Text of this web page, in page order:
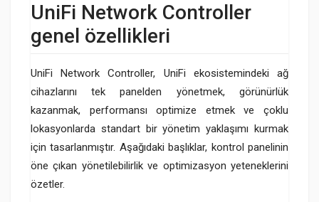
UniFi Network Controller
genel özellikleri
UniFi Network Controller, UniFi ekosistemindeki ağ
cihazlarını tek panelden yönetmek, görünürlük
kazanmak, performansı optimize etmek ve çoklu
lokasyonlarda standart bir yönetim yaklaşımı kurmak
için tasarlanmıştır. Aşağıdaki başlıklar, kontrol panelinin
öne çıkan yönetilebilirlik ve optimizasyon yeteneklerini
özetler.